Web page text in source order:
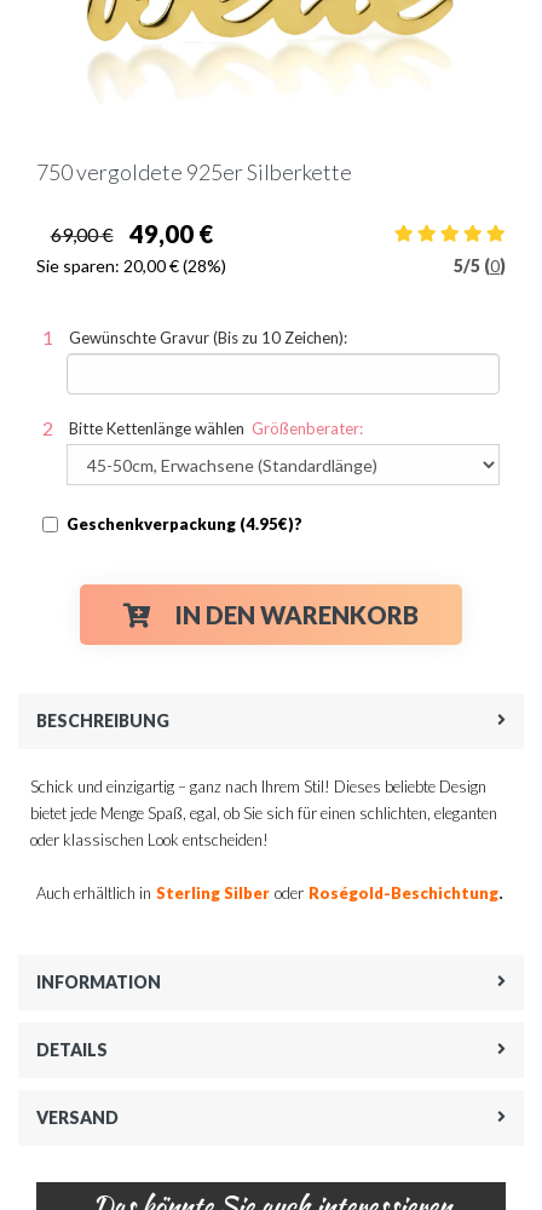
750 vergoldete 925er Silberkette
69,00 € 49,00 €
Sie sparen: 20,00 €(28%) 5/5 (0)
Gewünschte Gravur (Bis zu 10 Zeichen):
Bitte Kettenlänge wählen Größenberater:
Geschenkverpackung (4.95€)?
IN DEN WARENKORB
BESCHREIBUNG
Schick und einzigartig – ganz nach Ihrem Stil! Dieses beliebte Design
bietet jede Menge Spaß, egal, ob Sie sich für einen schlichten, eleganten
oder klassischen Look entscheiden!
Auch erhältlich in Sterling Silber oder Roségold-Beschichtung.
INFORMATION
DETAILS
VERSAND